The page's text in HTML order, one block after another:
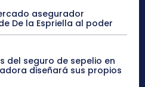
asegurador
De la Espriella al poder
del seguro de sepelio en
diseñará sus propios